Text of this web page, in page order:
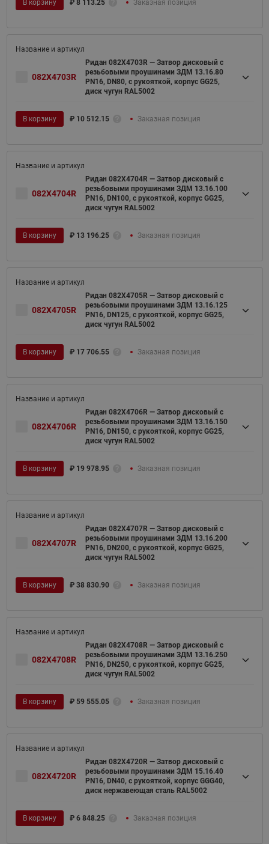
В корзину ₽ 8 113.25 Заказная позиция
082X4703R
Ридан 082X4703R — Затвор дисковый с
резьбовыми проушинами ЗДМ 13.16.80
PN16, DN80, с рукояткой, корпус GG25,
диск чугун RAL5002
В корзину ₽ 10 512.15 Заказная позиция
082X4704R
Ридан 082X4704R — Затвор дисковый с
резьбовыми проушинами ЗДМ 13.16.100
PN16, DN100, с рукояткой, корпус GG25,
диск чугун RAL5002
В корзину ₽ 13 196.25 Заказная позиция
082X4705R
Ридан 082X4705R — Затвор дисковый с
резьбовыми проушинами ЗДМ 13.16.125
PN16, DN125, с рукояткой, корпус GG25,
диск чугун RAL5002
В корзину ₽ 17 706.55 Заказная позиция
082X4706R
Ридан 082X4706R — Затвор дисковый с
резьбовыми проушинами ЗДМ 13.16.150
PN16, DN150, с рукояткой, корпус GG25,
диск чугун RAL5002
В корзину ₽ 19 978.95 Заказная позиция
082X4707R
Ридан 082X4707R — Затвор дисковый с
резьбовыми проушинами ЗДМ 13.16.200
PN16, DN200, с рукояткой, корпус GG25,
диск чугун RAL5002
В корзину ₽ 38 830.90 Заказная позиция
082X4708R
Ридан 082X4708R — Затвор дисковый с
резьбовыми проушинами ЗДМ 13.16.250
PN16, DN250, с рукояткой, корпус GG25,
диск чугун RAL5002
В корзину ₽ 59 555.05 Заказная позиция
082X4720R
Ридан 082X4720R — Затвор дисковый с
резьбовыми проушинами ЗДМ 15.16.40
PN16, DN40, с рукояткой, корпус GGG40,
диск нержавеющая сталь RAL5002
В корзину ₽ 6 848.25 Заказная позиция